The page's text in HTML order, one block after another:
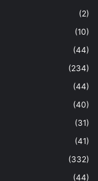
(2)
(10)
(44)
(234)
(44)
(40)
(31)
(41)
(332)
(44)